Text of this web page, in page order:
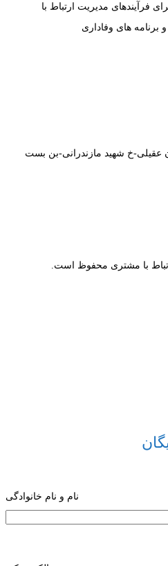
فرآیندهای مدیریت ارتباط با
برنامه های وفاداری
عقیلی-خ شهید مازندرانی-بن بست
با مشتری محفوظ است.
نام و نام خانوادگی